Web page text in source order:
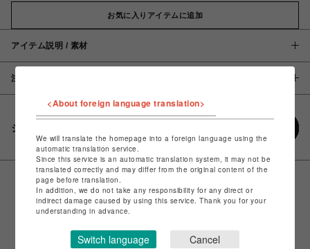
お気に入りアイテムに追加
アイテム説明 / 素材
注意事項
シェアする
<About foreign language translation>
We will translate the homepage into a foreign language using the
automatic translation service.
Since this service is an automatic translation system, it may not be
translated correctly and may differ from the original content of the
page before translation.
In addition, we do not take any responsibility for any direct or
indirect damage caused by using this service. Thank you for your
understanding in advance.
Switch language Cancel